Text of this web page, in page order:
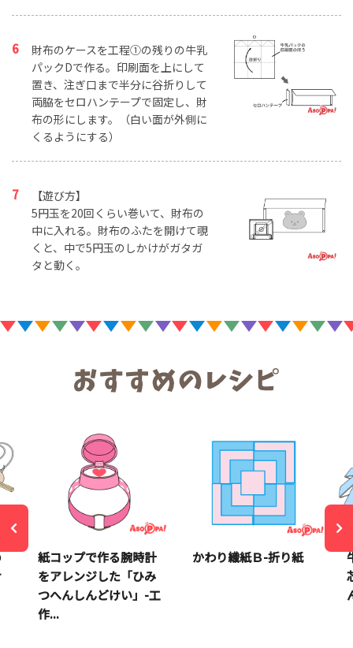
財布のケースを工程①の残りの牛乳
パックDで作る。印刷面を上にして
置き、注ぎ口まで半分に谷折りして
両脇をセロハンテープで固定し、財
布の形にします。（白い面が外側に
くるようにする）
【遊び方】
5円玉を20回くらい巻いて、財布の
中に入れる。財布のふたを開けて覗
くと、中で5円玉のしかけがガタガ
タと動く。
紙コップで作る腕時計
をアレンジした「ひみ
つへんしんどけい」-工
作...
かわり織紙Ｂ-折り紙